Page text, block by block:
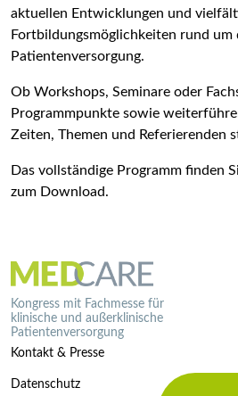
aktuellen Entwicklungen und
Fortbildungsmöglichkeiten rund um
Patientenversorgung.
Ob Workshops, Seminare oder
Programmpunkte sowie
Zeiten, Themen und Referierenden
Das vollständige Programm finden
zum Download.
Kongress mit Fachmesse für
klinische und außerklinische
Patientenversorgung
Kontakt & Presse
Datenschutz